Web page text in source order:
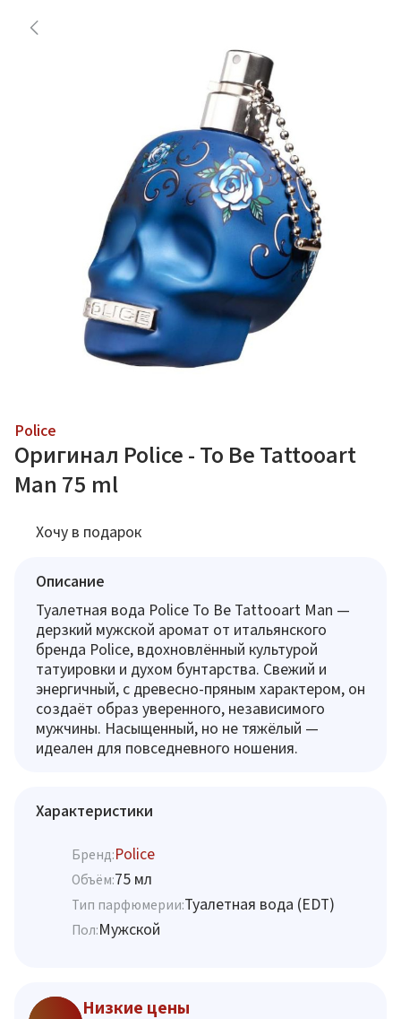
Police
Оригинал Police - To Be Tattooart
Man 75 ml
Хочу в подарок
Описание
Туалетная вода Police To Be Tattooart Man —
дерзкий мужской аромат от итальянского
бренда Police, вдохновлённый культурой
татуировки и духом бунтарства. Свежий и
энергичный, с древесно-пряным характером, он
создаёт образ уверенного, независимого
мужчины. Насыщенный, но не тяжёлый —
идеален для повседневного ношения.
Характеристики
Бренд:Police
Объём:75 мл
Тип парфюмерии:Туалетная вода (EDT)
Пол:Мужской
Низкие цены